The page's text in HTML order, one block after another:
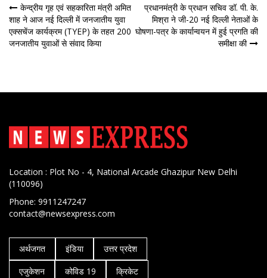
पोस्ट
नेविगेशन
केन्द्रीय गृह एवं सहकारिता मंत्री अमित
शाह ने आज नई दिल्ली में जनजातीय युवा
एक्सचेंज कार्यक्रम (TYEP) के तहत 200
जनजातीय युवाओं से संवाद किया
प्रधानमंत्री के प्रधान सचिव डॉ. पी. के.
मिश्रा ने जी-20 नई दिल्ली नेताओं के
घोषणा-पत्र के कार्यान्वयन में हुई प्रगति की
समीक्षा की
Location : Plot No - 4, National Arcade Ghazipur New Delhi
(110096)
Phone: 9911247247
contact@newsexpress.com
अर्थजगत इंडिया
उत्तर प्रदेश
एजुकेशन
कोविड 19
क्रिकेट